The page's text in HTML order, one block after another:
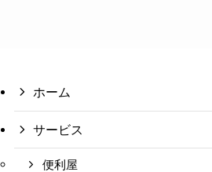
ホーム
サービス
便利屋